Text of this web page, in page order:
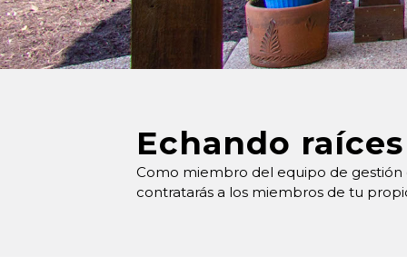
Echando raíces
Como miembro del equipo de gestión
contratarás a los miembros de tu